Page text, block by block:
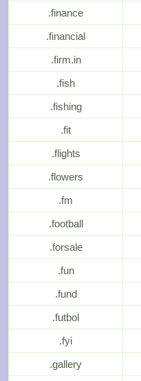
.finance
.financial
.firm.in
.fish
.fishing
.fit
.flights
.flowers
.fm
.football
.forsale
.fun
.fund
.futbol
.fyi
.gallery